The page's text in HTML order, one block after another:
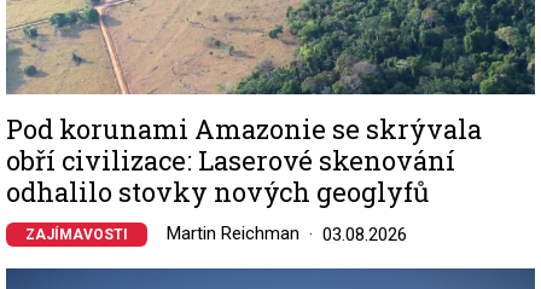
Pod korunami Amazonie se skrývala
obří civilizace: Laserové skenování
odhalilo stovky nových geoglyfů
ZAJÍMAVOSTI Martin Reichman 03.08.2026